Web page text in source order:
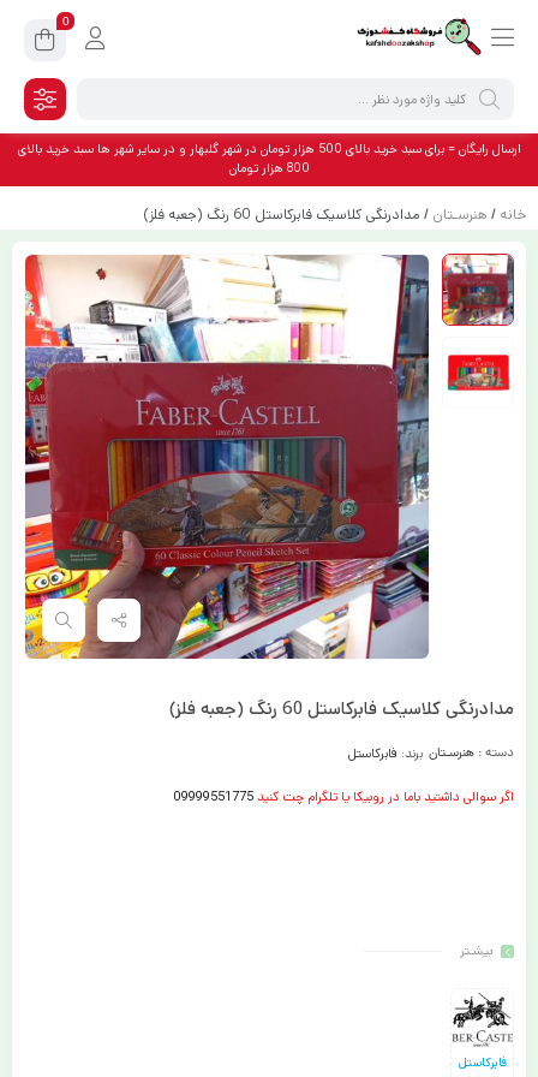
0
ارسال رایگان = برای سبد خرید بالای 500 هزار تومان در شهر گلبهار و در سایر شهر ها سبد خرید بالای
800 هزار تومان
خانه / هنرسـتان / مدادرنگی کلاسیک فابرکاستل 60 رنگ (جعبه فلز)
مدادرنگی کلاسیک فابرکاستل 60 رنگ (جعبه فلز)
دسته : هنرسـتان برند: فابرکاستل
اگر سوالی داشتید باما در روبیکا یا تلگرام چت کنید09999551775
بیشـتر
فابرکاستل